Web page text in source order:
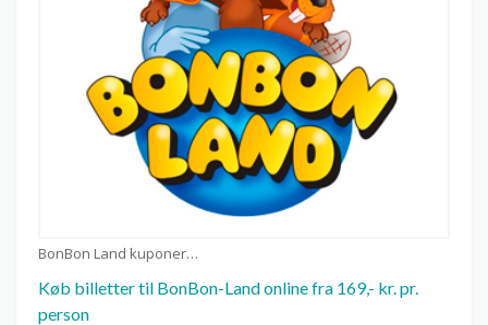
BonBon Land kuponer
Køb billetter til BonBon-Land online fra 169,- kr. pr.
person